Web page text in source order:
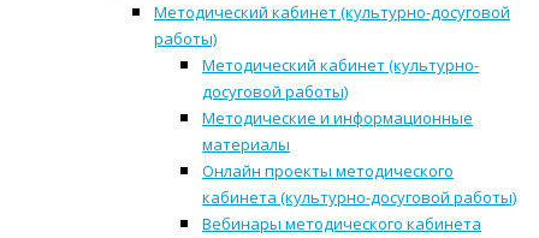
Методический кабинет (культурно-досуговой
работы)
Методический кабинет (культурно-
досуговой работы)
Методические и информационные
материалы
Онлайн проекты методического
кабинета (культурно-досуговой работы)
Вебинары методического кабинета